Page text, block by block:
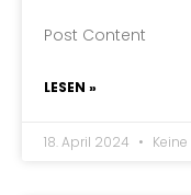
Post Content
LESEN »
18. April 2024